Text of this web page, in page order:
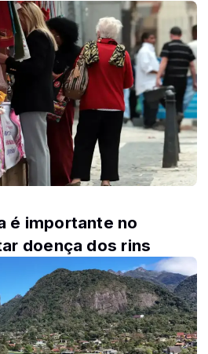
é importante no
doença dos rins